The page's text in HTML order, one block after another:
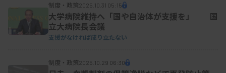
制度・政策2025.10.31 05:15
大学病院維持へ「国や自治体が支援を」 国
立大病院長会議
支援がなければ成り立たない
制度・政策2025.10.29 06:30